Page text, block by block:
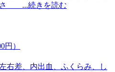
さ ...続きを読む
円）
右差、内出血、ふくらみ、し